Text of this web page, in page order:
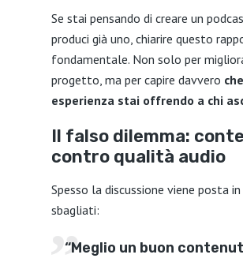
Se stai pensando di creare un
produci già uno, chiarire questo
fondamentale. Non solo per
progetto, ma per capire davvero
esperienza stai offrendo a chi
Il falso dilemma:
contro qualità audio
Spesso la discussione viene posta
sbagliati:
“Meglio un buon